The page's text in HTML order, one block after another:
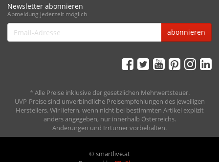
Newsletter abonnieren
Abmeldung jederzeit möglich
Email-
Adresse
abonnieren
*Alle Preise inklusive der gesetzlichen Mehrwertsteuer.
UVP-Preise sind unverbindliche Preisempfehlungen des jeweiligen
Herstellers. Wir liefern, wenn nicht bei bestimmten Artikel explizit
anders angegeben, nur innerhalb Österreichs.
Änderungen und Irrtümer vorbehalten.
© smartlive.at